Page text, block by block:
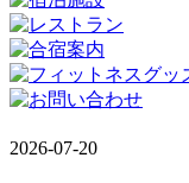
2026-07-20